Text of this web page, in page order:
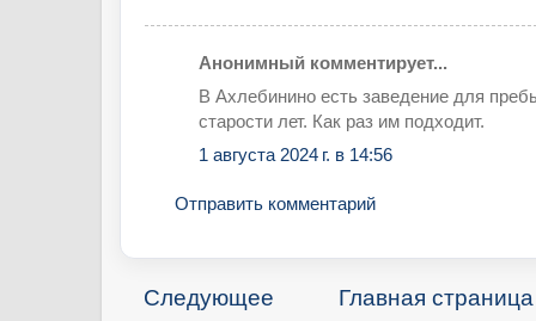
Анонимный комментирует...
В Ахлебинино есть заведение для
старости лет. Как раз им подходит.
1 августа 2024 г. в 14:56
Отправить комментарий
Следующее Главная страница